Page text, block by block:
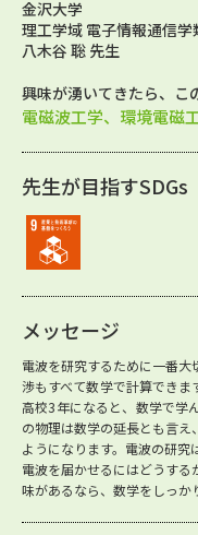
金沢大学
理工学域 電子情報通信学
八木谷 聡 先生
興味が湧いてきたら、こ
電磁波工学、環境電磁
先生が目指すSDGs
メッセージ
電波を研究するために一番
渉もすべて数学で計算できま
高校3年になると、数学で学
の物理は数学の延長とも言
ようになります。電波の研
電波を届かせるにはどうす
味があるなら、数学をしっか